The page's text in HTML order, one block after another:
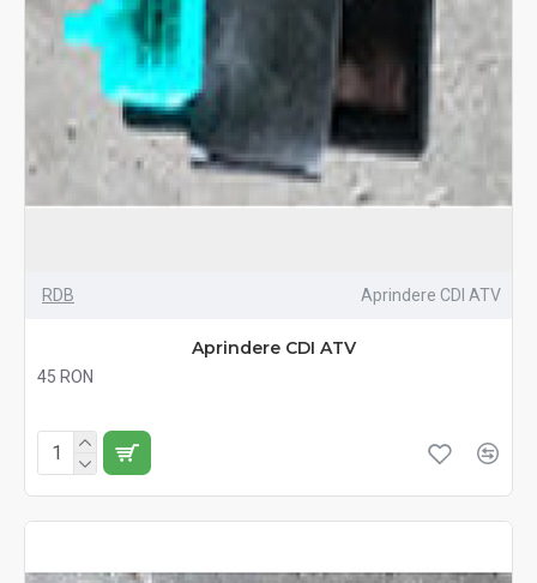
RDB Aprindere CDI ATV
Aprindere CDI ATV
45 RON